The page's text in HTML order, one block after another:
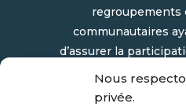
Nous
privée.
regroupements
communautaires
d’assurer la
populaire et
développement